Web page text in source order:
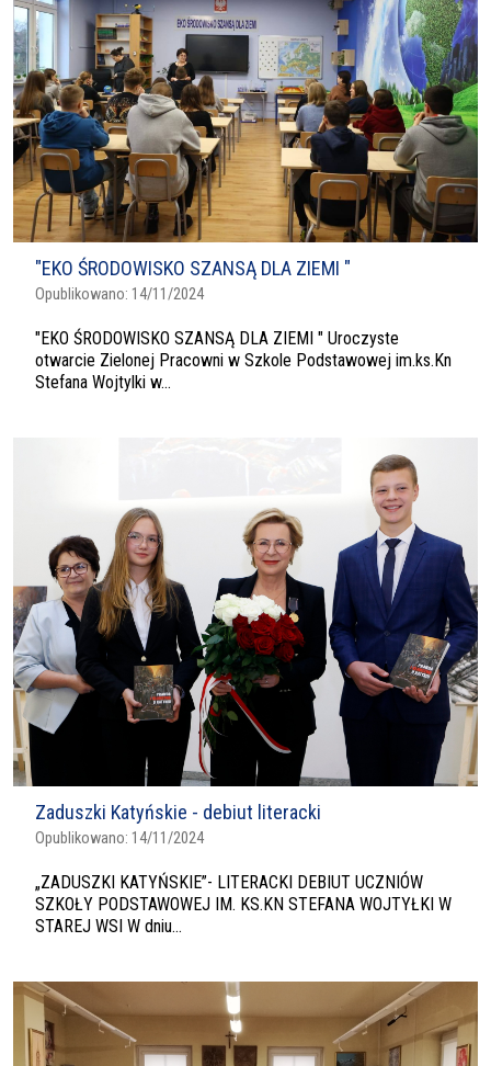
"EKO ŚRODOWISKO SZANSĄ DLA ZIEMI "
Opublikowano: 14/11/2024
"EKO ŚRODOWISKO SZANSĄ DLA ZIEMI " Uroczyste
otwarcie Zielonej Pracowni w Szkole Podstawowej im.ks.Kn
Stefana Wojtylki w...
Zaduszki Katyńskie - debiut literacki
Opublikowano: 14/11/2024
„ZADUSZKI KATYŃSKIE”- LITERACKI DEBIUT UCZNIÓW
SZKOŁY PODSTAWOWEJ IM. KS.KN STEFANA WOJTYŁKI W
STAREJ WSI W dniu...